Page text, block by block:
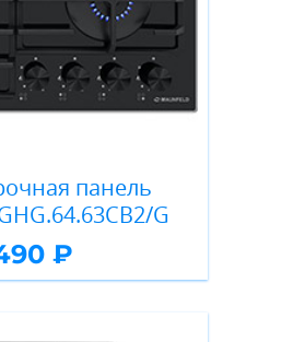
панель
G
₽